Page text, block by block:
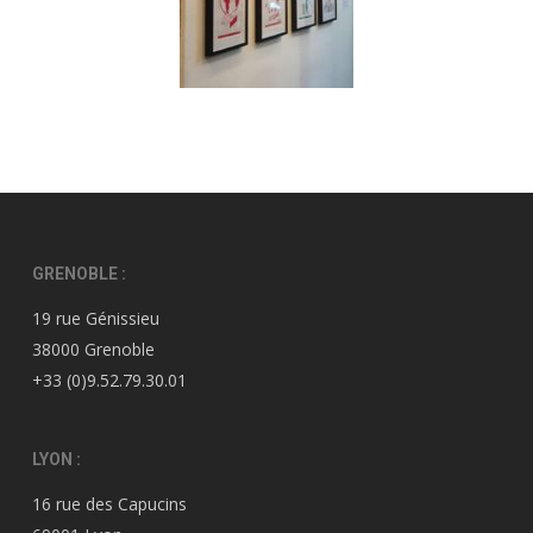
GRENOBLE :
19 rue Génissieu
38000 Grenoble
+33 (0)9.52.79.30.01
LYON :
16 rue des Capucins